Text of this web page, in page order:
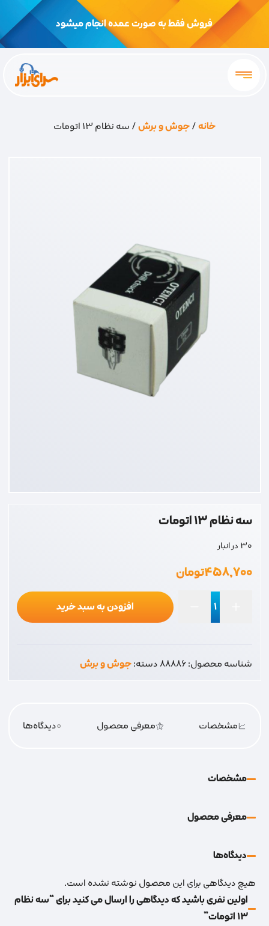
فروش فقط به صورت عمده انجام میشود
خانه/جوش و برش/ سه نظام 13 اتومات
سه نظام 13 اتومات
30 در انبار
۴۵۸,۷۰۰تومان
اتومات
افزودن به سبد خرید
شناسه محصول:88886دسته:جوش و برش
مشخصات معرفی محصول 0دیدگاه‌‌ها
مشخصات
معرفی محصول
دیدگاه‌‌ها
هیچ دیدگاهی برای این محصول نوشته نشده است.
اولین نفری باشید که دیدگاهی را ارسال می کنید برای “سه نظام
13 اتومات”